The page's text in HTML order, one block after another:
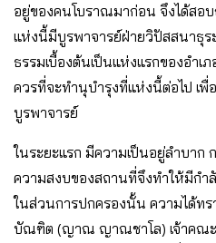
อยู่ของคนโบราณมาก่อน จึงได้สอ
แห่งนี้มีบูรพาจารย์ฝ่ายวิปัสสนาธุร
ธรรมเบื้องต้นเป็นแห่งแรกของอำเ
ควรที่จะทำนุบำรุงที่แห่งนี้ต่อไป เ
บูรพาจารย์
ในระยะแรก มีความเป็นอยู่ลำบาก
ความสงบของสถานที่จึงทำให้มีกำ
ในส่วนการปกครองนั้น ความได้ท
บัณฑิต (ญาณ ญาณชาโล) เจ้าคณ